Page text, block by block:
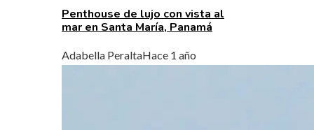
Penthouse de lujo con vista al
mar en Santa María, Panamá
Adabella PeraltaHace 1 año